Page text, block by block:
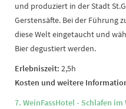
und produziert in der Stadt
Gerstensäfte. Bei der Führung
diese Welt eingetaucht und
Bier degustiert werden.
Erlebniszeit: 2,5h
Kosten und weitere
7. WeinFassHotel - Schlafen im